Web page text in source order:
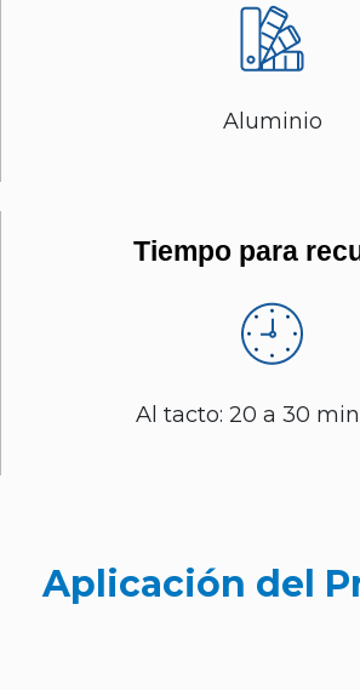
Aluminio
Tiempo para
Al tacto: 20 a 30
Aplicación del